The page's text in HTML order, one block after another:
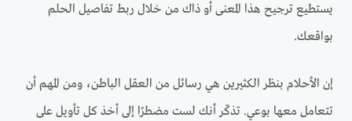
يستطيع ترجيح هذا المعنى أو ذاك من خلال ربط تفاصيل الحلم
بواقعك.
إن الأحلام بنظر الكثيرين هي رسائل من العقل الباطن، ومن المهم أن
تتعامل معها بوعي. تذكّر أنك لست مضطرًا إلى أخذ كل تأويل على